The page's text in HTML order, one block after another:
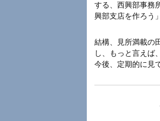
する、西興部事務
興部支店を作ろう
結構、見所満載の
し、もっと言えば
今後、定期的に見